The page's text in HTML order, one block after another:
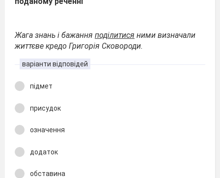
Жага знань і бажання поділитися ними визначали
життєве кредо Григорія Сковороди.
варіанти відповідей
підмет
присудок
означення
додаток
обставина